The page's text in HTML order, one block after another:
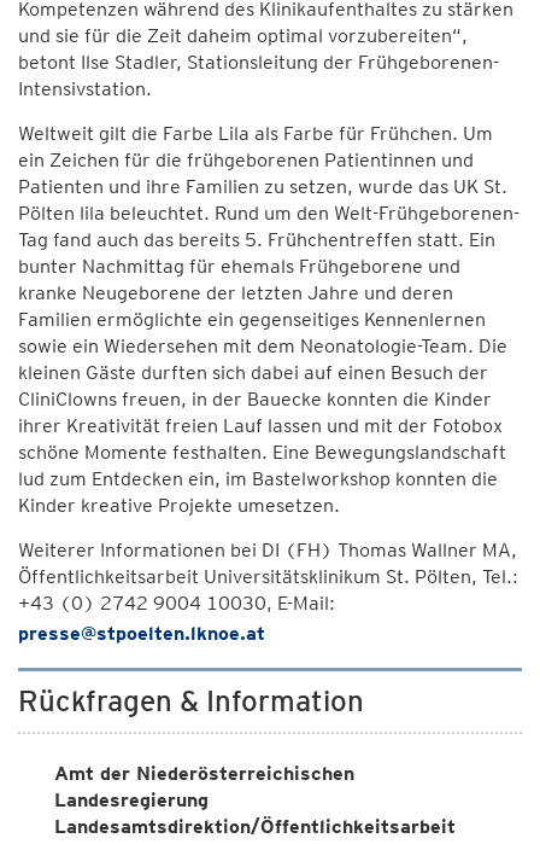
Kompetenzen während des Klinikaufenthaltes zu stärken
und sie für die Zeit daheim optimal vorzubereiten“,
betont Ilse Stadler, Stationsleitung der Frühgeborenen-
Intensivstation.
Weltweit gilt die Farbe Lila als Farbe für Frühchen. Um
ein Zeichen für die frühgeborenen Patientinnen und
Patienten und ihre Familien zu setzen, wurde das UK St.
Pölten lila beleuchtet. Rund um den Welt-Frühgeborenen-
Tag fand auch das bereits 5. Frühchentreffen statt. Ein
bunter Nachmittag für ehemals Frühgeborene und
kranke Neugeborene der letzten Jahre und deren
Familien ermöglichte ein gegenseitiges Kennenlernen
sowie ein Wiedersehen mit dem Neonatologie-Team. Die
kleinen Gäste durften sich dabei auf einen Besuch der
CliniClowns freuen, in der Bauecke konnten die Kinder
ihrer Kreativität freien Lauf lassen und mit der Fotobox
schöne Momente festhalten. Eine Bewegungslandschaft
lud zum Entdecken ein, im Bastelworkshop konnten die
Kinder kreative Projekte umesetzen.
Weiterer Informationen bei DI (FH) Thomas Wallner MA,
Öffentlichkeitsarbeit Universitätsklinikum St. Pölten, Tel.:
+43 (0) 2742 9004 10030, E-Mail:
presse@stpoelten.lknoe.at
Rückfragen & Information
Amt der Niederösterreichischen
Landesregierung
Landesamtsdirektion/Öffentlichkeitsarbeit